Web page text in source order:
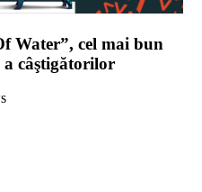
Water”, cel mai bun
câştigătorilor